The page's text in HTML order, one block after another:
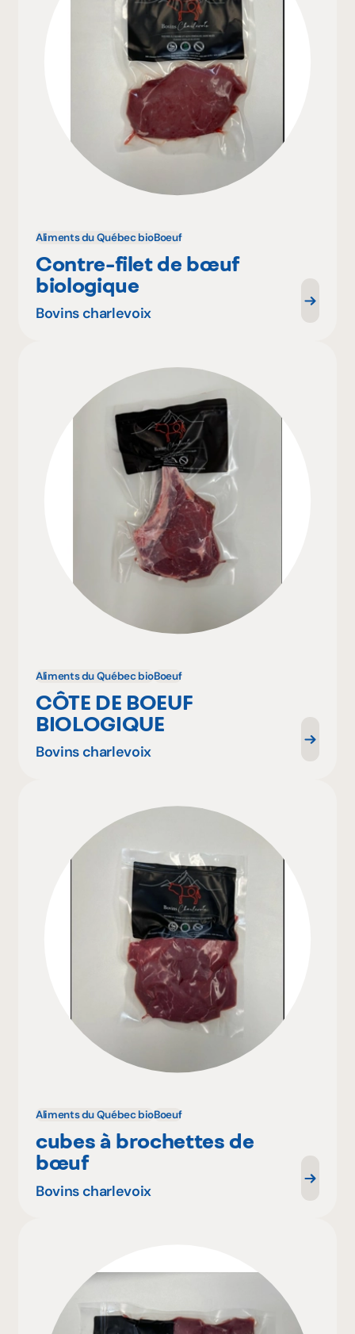
Aliments du Québec bioBoeuf
Contre-filet de bœuf
biologique
Bovins charlevoix
Aliments du Québec bioBoeuf
CÔTE DE BOEUF
BIOLOGIQUE
Bovins charlevoix
Aliments du Québec bioBoeuf
cubes à brochettes de
bœuf
Bovins charlevoix